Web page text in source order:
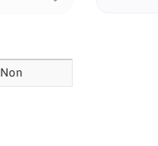
par mail
et j'accepte.
Non